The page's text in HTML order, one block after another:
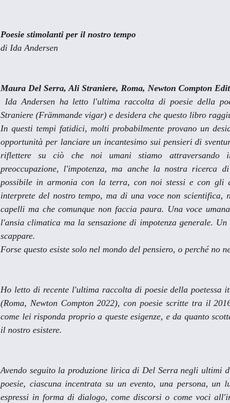
Poesie stimolanti per il nostro tempo
di Ida Andersen
Maura Del Serra, Ali Straniere, Roma, Newton Compton
Ida Andersen ha letto l'ultima raccolta di poesie della
Straniere (Främmande vigar) e desidera che questo libro
In questi tempi fatidici, molti probabilmente provano un
opportunità per lanciare un incantesimo sui pensieri di
riflettere su ciò che noi umani stiamo attraversando
preoccupazione, l'impotenza, ma anche la nostra ricerca
possibile in armonia con la terra, con noi stessi e con
interprete del nostro tempo, ma di una voce non scientifica,
capelli ma che comunque non faccia paura. Una voce
l'ansia climatica ma la sensazione di impotenza generale.
scappare.
Forse questo esiste solo nel mondo del pensiero, o perché no
Ho letto di recente l'ultima raccolta di poesie della
(Roma, Newton Compton 2022), con poesie scritte tra il
come lei risponda proprio a queste esigenze, e da quanto
il nostro esistere.
Avendo seguito la produzione lirica di Del Serra negli ultimi
poesie, ciascuna incentrata su un evento, una persona, un
espressi in forma di dialogo, come discorsi o come voci